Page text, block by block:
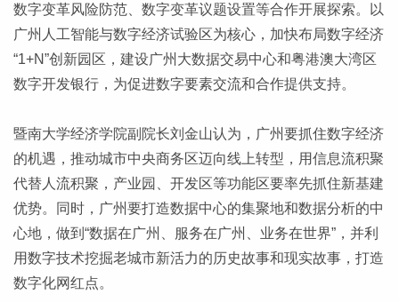
数字变革风险防范、数字变革议题设置等合作开展探索。以
广州人工智能与数字经济试验区为核心，加快布局数字经济
“1+N”创新园区，建设广州大数据交易中心和粤港澳大湾区
数字开发银行，为促进数字要素交流和合作提供支持。
暨南大学经济学院副院长刘金山认为，广州要抓住数字经济
的机遇，推动城市中央商务区迈向线上转型，用信息流积聚
代替人流积聚，产业园、开发区等功能区要率先抓住新基建
优势。同时，广州要打造数据中心的集聚地和数据分析的中
心地，做到“数据在广州、服务在广州、业务在世界”，并利
用数字技术挖掘老城市新活力的历史故事和现实故事，打造
数字化网红点。